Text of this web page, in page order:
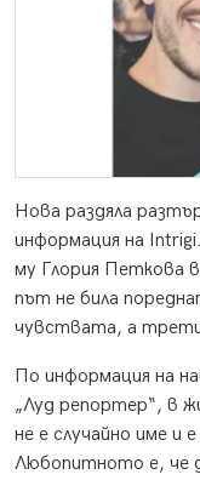
Нова раздяла
информация на
му Глория Петкова
път не била
чувствата, а
По информация на
„Луд репортер“, в
не е случайно име и
Любопитното е, че